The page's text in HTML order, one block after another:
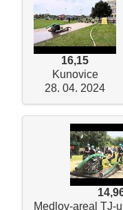
16,15
Kunovice
28. 04. 2024
Medlov-areal TJ-